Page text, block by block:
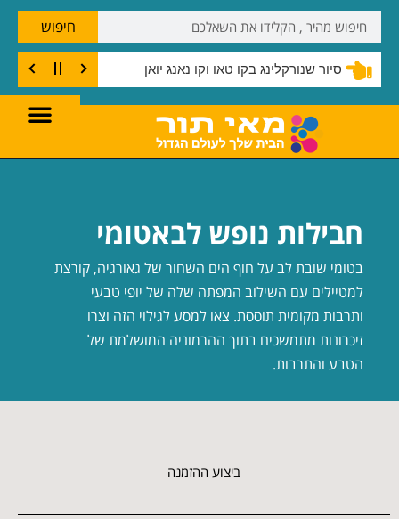
סיור שנורקלינג בקו טאו וקו נאנג יואן
חיפוש
חבילות נופש לבאטומי
בטומי שובת לב על חוף הים השחור של גאורגיה, קורצת
למטיילים עם השילוב המפתה שלה של יופי טבעי
ותרבות מקומית תוססת. צאו למסע לגילוי הזה וצרו
זיכרונות מתמשכים בתוך ההרמוניה המושלמת של
הטבע והתרבות.
ביצוע ההזמנה